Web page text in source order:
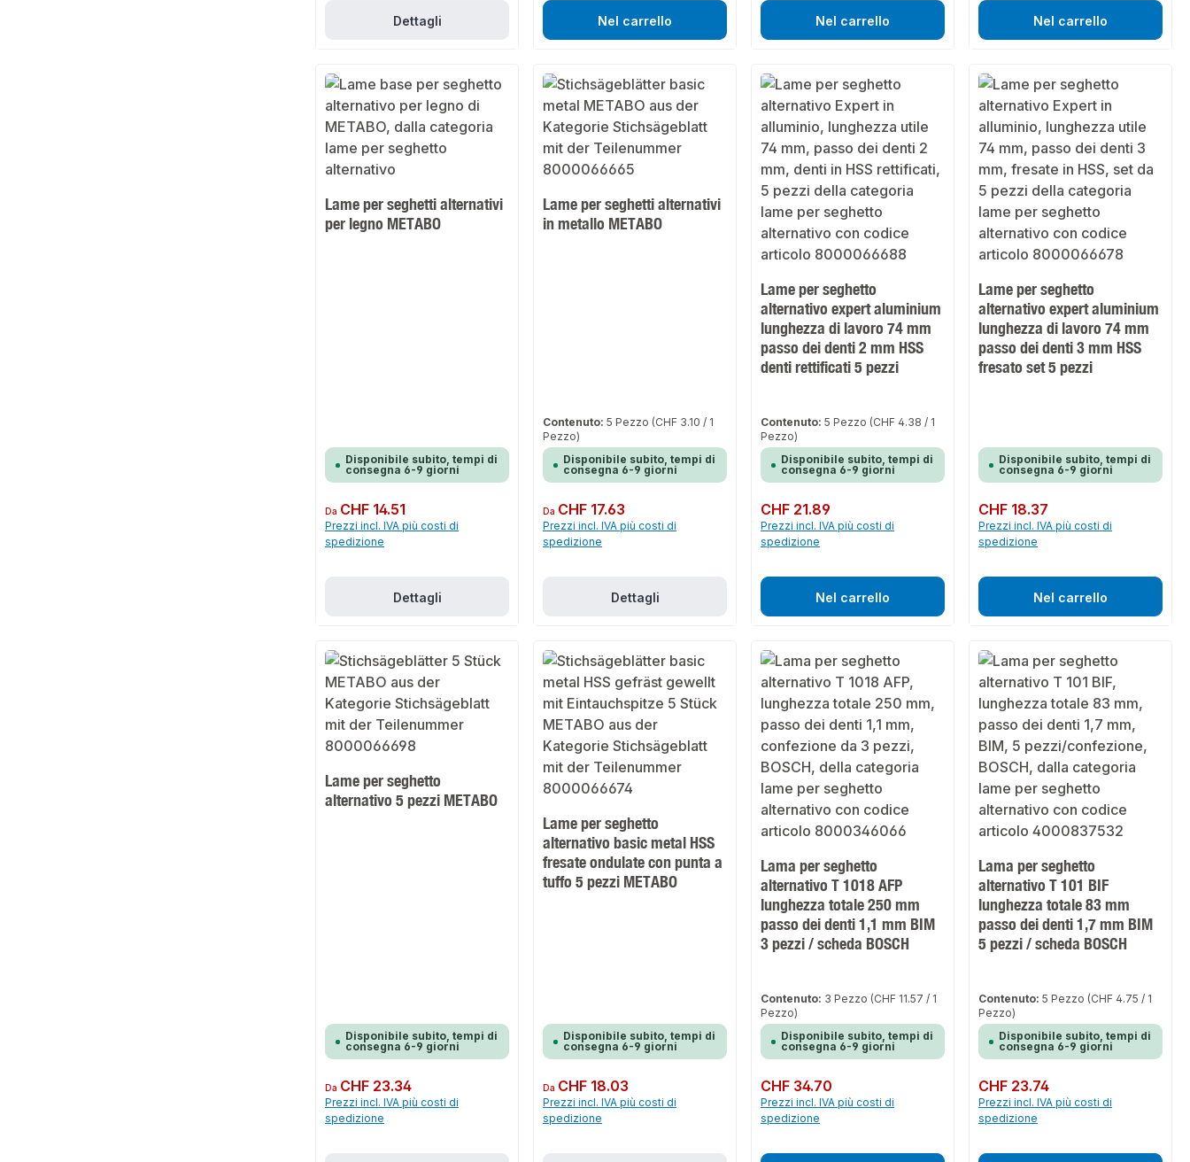
Dettagli Nel carrello Nel carrello Nel carrello
Lame per seghetti alternativi
per legno METABO
Disponibile subito, tempi di
consegna 6-9 giorni
Prezzo normale:
Da CHF 14.51
Prezzi incl. IVA più costi di
spedizione
Dettagli
Lame per seghetti alternativi
in metallo METABO
Contenuto:5 Pezzo (CHF 3.10 / 1
Pezzo)
Disponibile subito, tempi di
consegna 6-9 giorni
Prezzo normale:
Da CHF 17.63
Prezzi incl. IVA più costi di
spedizione
Dettagli
Lame per seghetto
alternativo expert aluminium
lunghezza di lavoro 74 mm
passo dei denti 2 mm HSS
denti rettificati 5 pezzi
Contenuto:5 Pezzo (CHF 4.38 / 1
Pezzo)
Disponibile subito, tempi di
consegna 6-9 giorni
Prezzo normale:
CHF 21.89
Prezzi incl. IVA più costi di
spedizione
Nel carrello
Lame per seghetto
alternativo expert aluminium
lunghezza di lavoro 74 mm
passo dei denti 3 mm HSS
fresato set 5 pezzi
Disponibile subito, tempi di
consegna 6-9 giorni
Prezzo normale:
CHF 18.37
Prezzi incl. IVA più costi di
spedizione
Nel carrello
Lame per seghetto
alternativo 5 pezzi METABO
Disponibile subito, tempi di
consegna 6-9 giorni
Prezzo normale:
Da CHF 23.34
Prezzi incl. IVA più costi di
spedizione
Lame per seghetto
alternativo basic metal HSS
fresate ondulate con punta a
tuffo 5 pezzi METABO
Disponibile subito, tempi di
consegna 6-9 giorni
Prezzo normale:
Da CHF 18.03
Prezzi incl. IVA più costi di
spedizione
Lama per seghetto
alternativo T 1018 AFP
lunghezza totale 250 mm
passo dei denti 1,1 mm BIM
3 pezzi / scheda BOSCH
Contenuto: 3 Pezzo (CHF 11.57 / 1
Pezzo)
Disponibile subito, tempi di
consegna 6-9 giorni
Prezzo normale:
CHF 34.70
Prezzi incl. IVA più costi di
spedizione
Lama per seghetto
alternativo T 101 BIF
lunghezza totale 83 mm
passo dei denti 1,7 mm BIM
5 pezzi / scheda BOSCH
Contenuto:5 Pezzo (CHF 4.75 / 1
Pezzo)
Disponibile subito, tempi di
consegna 6-9 giorni
Prezzo normale:
CHF 23.74
Prezzi incl. IVA più costi di
spedizione